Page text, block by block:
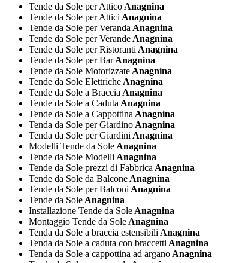
Tende da Sole per Attico Anagnina
Tende da Sole per Attici Anagnina
Tende da Sole per Veranda Anagnina
Tende da Sole per Verande Anagnina
Tende da Sole per Ristoranti Anagnina
Tende da Sole per BarAnagnina
Tende da Sole Motorizzate Anagnina
Tende da Sole Elettriche Anagnina
Tende da Sole a Braccia Anagnina
Tende da Sole a Caduta Anagnina
Tende da Sole a Cappottina Anagnina
Tenda da Sole per Giardino Anagnina
Tenda da Sole per Giardini Anagnina
Modelli Tende da Sole Anagnina
Tende da Sole Modelli Anagnina
Tende da Sole prezzi di Fabbrica Anagnina
Tende da Sole da Balcone Anagnina
Tende da Sole per Balconi Anagnina
Tende da Sole Anagnina
Installazione Tende da Sole Anagnina
Montaggio Tende da Sole Anagnina
Tenda da Sole a braccia estensibili Anagnina
Tenda da Sole a caduta con braccetti Anagnina
Tenda da Sole a cappottina ad argano Anagnina